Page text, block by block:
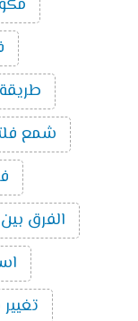
طريقة
شمع فلتر 5
الفرق بين فلتر
تغيير